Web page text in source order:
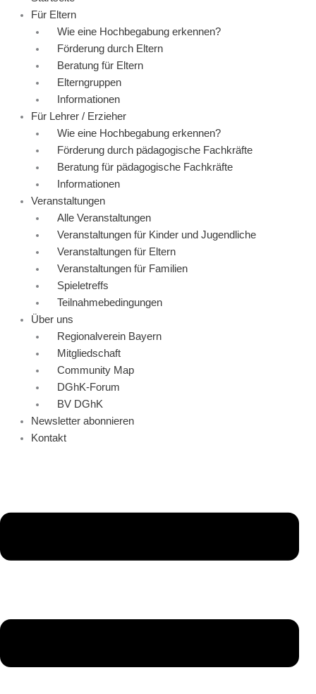
Für Eltern
Wie eine Hochbegabung erkennen?
Förderung durch Eltern
Beratung für Eltern
Elterngruppen
Informationen
Für Lehrer / Erzieher
Wie eine Hochbegabung erkennen?
Förderung durch pädagogische Fachkräfte
Beratung für pädagogische Fachkräfte
Informationen
Veranstaltungen
Alle Veranstaltungen
Veranstaltungen für Kinder und Jugendliche
Veranstaltungen für Eltern
Veranstaltungen für Familien
Spieletreffs
Teilnahmebedingungen
Über uns
Regionalverein Bayern
Mitgliedschaft
Community Map
DGhK-Forum
BV DGhK
Newsletter abonnieren
Kontakt